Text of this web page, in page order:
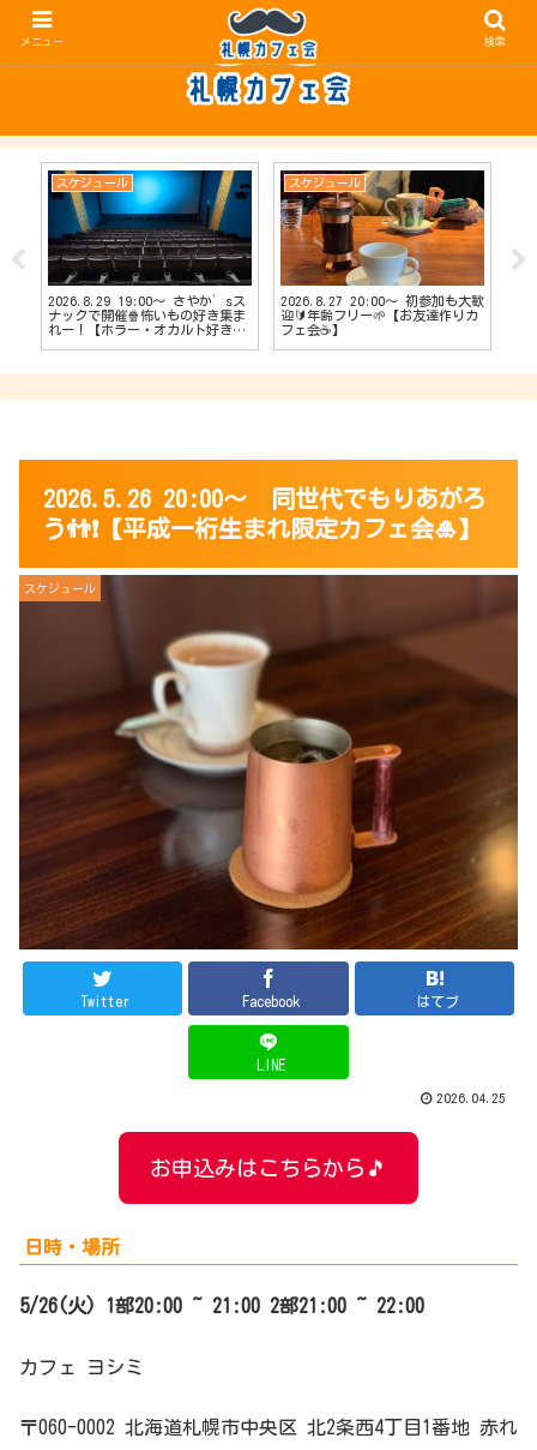
スケジュール
2026.8.29 19:00〜 さやか’sス
ナックで開催🍿怖いもの好き集ま
れー！【ホラー・オカルト好きカ
スケジュール
2026.8.27 20:00〜 初参加も大歓
迎🔰年齢フリー🌱【お友達作りカ
フェ会☕️】
2026.5.26 20:00〜 同世代でもりあがろ
う👬❗️【平成一桁生まれ限定カフェ会🎍】
スケジュール
Twitter Facebook はてブ
LINE
2026.04.25
お申込みはこちらから🎵
日時・場所
5/26(火) 1部20:00 ~ 21:00 2部21:00 ~ 22:00
カフェ ヨシミ
〒060-0002 北海道札幌市中央区 北2条西4丁目1番地 赤れ
メニュー 検索